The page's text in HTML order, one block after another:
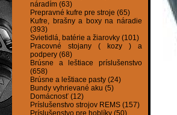
náradím (63)
Prepravné kufre pre stroje (65)
Kufre, brašny a boxy na náradie
(393)
Svietidlá, batérie a žiarovky (101)
Pracovné stojany ( kozy ) a
podpery (68)
Brúsne a leštiace príslušenstvo
(658)
Brúsne a leštiace pasty (24)
Bundy vyhrievané aku (5)
Domácnosť (12)
Príslušenstvo strojov REMS (157)